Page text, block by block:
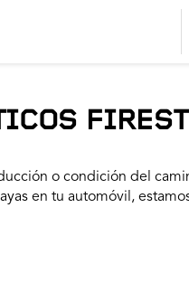
o condición del
en tu automóvil,